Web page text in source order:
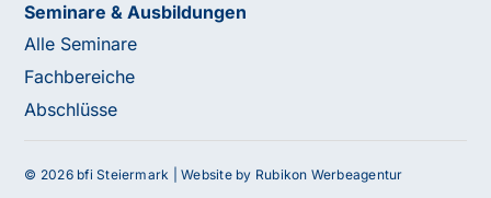
Seminare & Ausbildungen
Alle Seminare
Fachbereiche
Abschlüsse
© 2026 bfi Steiermark |Website by Rubikon Werbeagentur